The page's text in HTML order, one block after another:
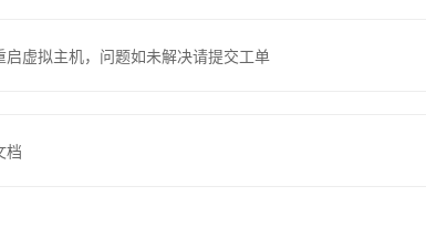
虚拟主机，问题如未解决请提交工单
档